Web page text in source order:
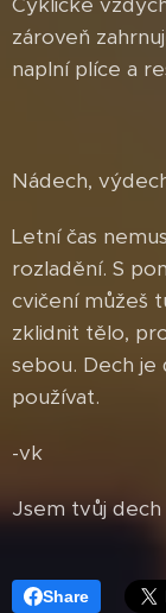
zároveň
naplní plíce a
Nádech,
Letní čas
rozladění. S
cvičení můžeš
zklidnit tělo,
sebou. Dech je
používat.
-vk
Jsem tvůj dech
Share